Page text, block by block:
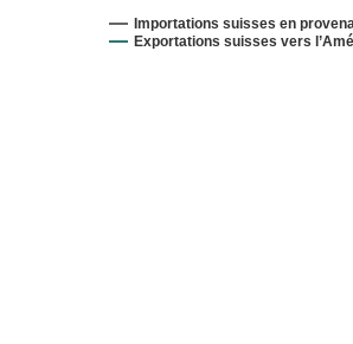
Importations suisses en
Exportations suisses vers